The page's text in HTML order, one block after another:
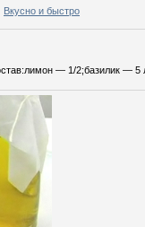
Вкусно и быстро
— 1/2;базилик —